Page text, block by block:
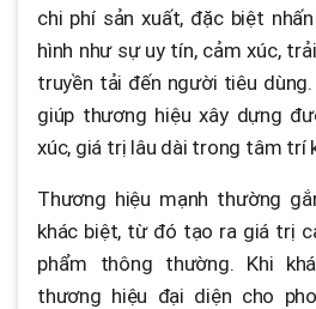
chi phí sản xuất, đặc biệt
hình như sự uy tín, cảm xúc,
truyền tải đến người tiêu
giúp thương hiệu xây dựng
xúc, giá trị lâu dài trong tâm trí
Thương hiệu mạnh thường
khác biệt, từ đó tạo ra giá trị
phẩm thông thường. Khi
thương hiệu đại diện cho